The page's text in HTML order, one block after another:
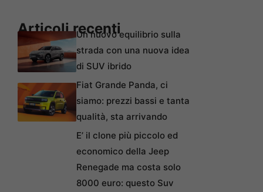
Articoli recentiUn nuovo equilibrio sulla
strada con una nuova idea
di SUV ibrido
Fiat Grande Panda, ci
siamo: prezzi bassi e tanta
qualità, sta arrivando
E’ il clone più piccolo ed
economico della Jeep
Renegade ma costa solo
8000 euro: questo Suv